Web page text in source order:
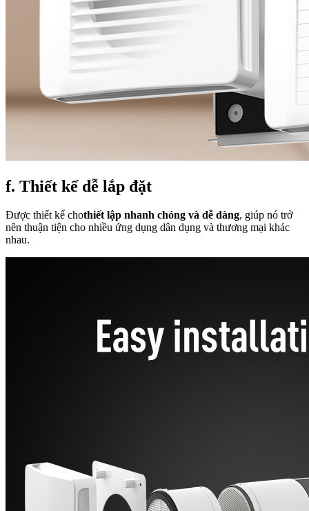
f. Thiết kế dễ lắp đặt
Được thiết kế chothiết lập nhanh chóng và dễ dàng, giúp nó trở
nên thuận tiện cho nhiều ứng dụng dân dụng và thương mại khác
nhau.